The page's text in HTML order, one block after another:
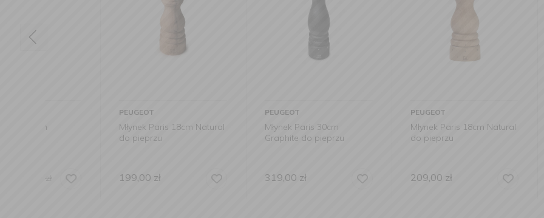
Młynek Paris 18cm Natural
199,00
Młynek Paris 30cm
Graphite do pieprzu
319,00
Młynek Paris 18cm Natural
209,00
Młynek
539,00